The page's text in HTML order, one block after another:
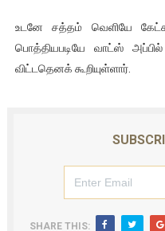
உடனே சத்தம் வெளியே
பொத்தியபடியே வாட்ஸ் அப்பில்
விட்டதெனக் கூறியுள்ளார்.
SHARE THIS: